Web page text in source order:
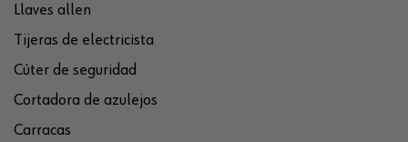
Llaves allen
Tijeras de electricista
Cúter de seguridad
Cortadora de azulejos
Carracas